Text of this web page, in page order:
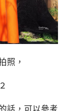
照，